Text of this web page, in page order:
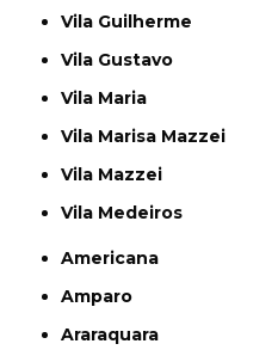
Vila Guilherme
Vila Gustavo
Vila Maria
Vila Marisa Mazzei
Vila Mazzei
Vila Medeiros
Americana
Amparo
Araraquara